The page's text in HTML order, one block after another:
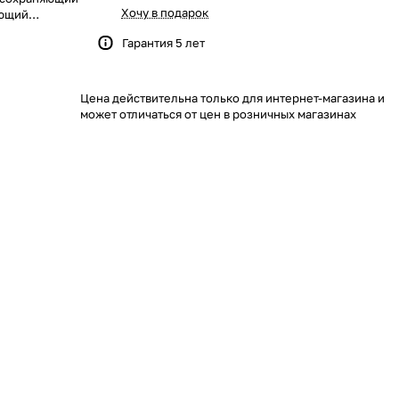
Хочу в подарок
Гарантия 5 лет
Цена действительна только для интернет-магазина и
может отличаться от цен в розничных магазинах